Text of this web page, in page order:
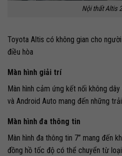
Nội thất Altis
Toyota Altis có không gian cho
điều hòa
Màn hình giải trí
Màn hình cảm ứng kết nối không
và Android Auto mang đến những
Màn hình đa thông tin
Màn hình đa thông tin 7” mang đến
đồng hồ tốc độ có thể chuyển từ